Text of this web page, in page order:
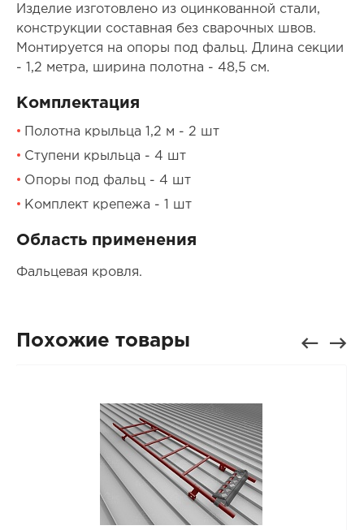
Изделие изготовлено из оцинкованной стали,
конструкции составная без сварочных швов.
Монтируется на опоры под фальц. Длина секции
- 1,2 метра, ширина полотна - 48,5 см.
Комплектация
Полотна крыльца 1,2 м - 2 шт
Ступени крыльца - 4 шт
Опоры под фальц - 4 шт
Комплект крепежа - 1 шт
Область применения
Фальцевая кровля.
Похожие товары